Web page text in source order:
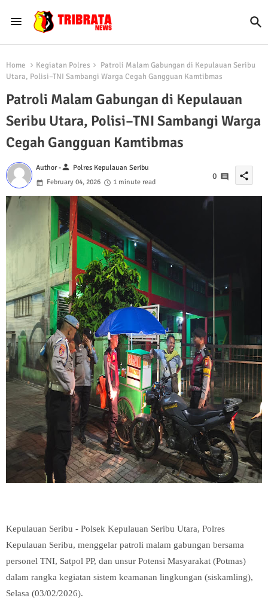
Home Kegiatan Polres
Patroli Malam Gabungan di Kepulauan Seribu
Utara, Polisi–TNI Sambangi Warga Cegah Gangguan Kamtibmas
Patroli Malam Gabungan di Kepulauan
Seribu Utara, Polisi–TNI Sambangi Warga
Cegah Gangguan Kamtibmas
Author -person Polres Kepulauan Seribu
February 04, 2026
1 minute read
0 share
Kepulauan Seribu - Polsek Kepulauan Seribu Utara, Polres
Kepulauan Seribu, menggelar patroli malam gabungan bersama
personel TNI, Satpol PP, dan unsur Potensi Masyarakat (Potmas)
dalam rangka kegiatan sistem keamanan lingkungan (siskamling),
Selasa (03/02/2026).